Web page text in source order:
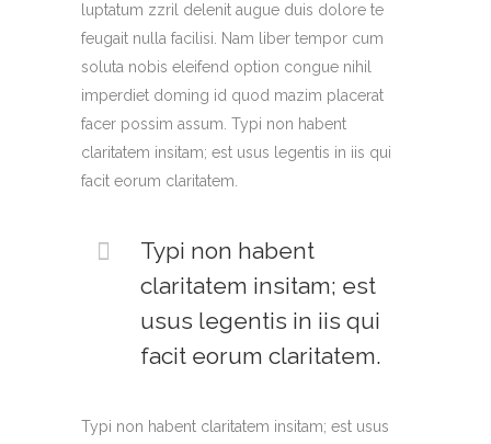
luptatum zzril delenit augue duis dolore te
feugait nulla facilisi. Nam liber tempor cum
soluta nobis eleifend option congue nihil
imperdiet doming id quod mazim placerat
facer possim assum. Typi non habent
claritatem insitam; est usus legentis in iis qui
facit eorum claritatem.
Typi non habent
claritatem insitam; est
usus legentis in iis qui
facit eorum claritatem.
Typi non habent claritatem insitam; est usus